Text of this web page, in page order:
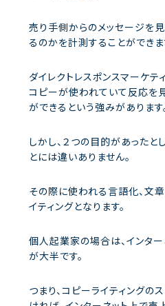
売り手側からのメッセージを
るのかを計測することができま
ダイレクトレスポンスマーケテ
コピーが使われていて反応を
ができるという強みがあります
しかし、２つの目的があったと
とには違いありません。
その際に使われる言語化、文
イティングとなります。
個人起業家の場合は、インタ
が大半です。
つまり、コピーライティングの